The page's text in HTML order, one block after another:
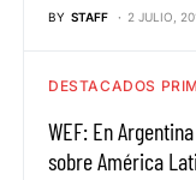
BY STAFF 2 JULIO,
DESTACADOS
WEF: En
sobre América